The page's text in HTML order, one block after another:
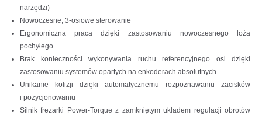
narzędzi)
Nowoczesne, 3-osiowe sterowanie
Ergonomiczna praca dzięki zastosowaniu nowoczesnego łoża
pochyłego
Brak konieczności wykonywania ruchu referencyjnego osi dzięki
zastosowaniu systemów opartych na enkoderach absolutnych
Unikanie kolizji dzięki automatycznemu rozpoznawaniu zacisków
i pozycjonowaniu
Silnik frezarki Power-Torque z zamkniętym układem regulacji obrotów